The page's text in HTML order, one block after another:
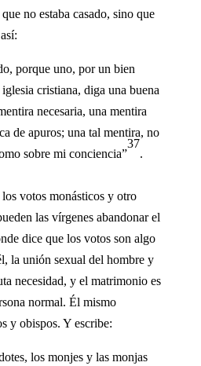
no estaba casado, sino que
porque uno, por un bien
cristiana, diga una buena
necesaria, una mentira
de apuros; una tal mentira, no
sobre mi conciencia”
37
.
votos monásticos y otro
las vírgenes abandonar el
dice que los votos son algo
la unión sexual del hombre y
necesidad, y el matrimonio es
normal. Él mismo
y obispos. Y escribe:
los monjes y las monjas